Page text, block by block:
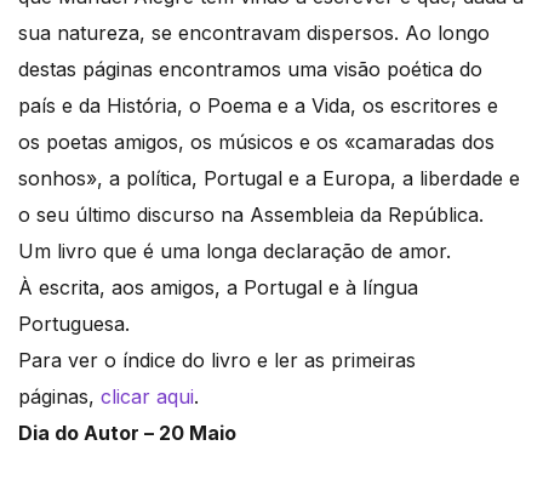
sua natureza, se encontravam dispersos. Ao longo
destas páginas encontramos uma visão poética do
país e da História, o Poema e a Vida, os escritores e
os poetas amigos, os músicos e os «camaradas dos
sonhos», a política, Portugal e a Europa, a liberdade e
o seu último discurso na Assembleia da República.
Um livro que é uma longa declaração de amor.
À escrita, aos amigos, a Portugal e à língua
Portuguesa.
Para ver o índice do livro e ler as primeiras
páginas, clicar aqui.
Dia do Autor – 20 Maio